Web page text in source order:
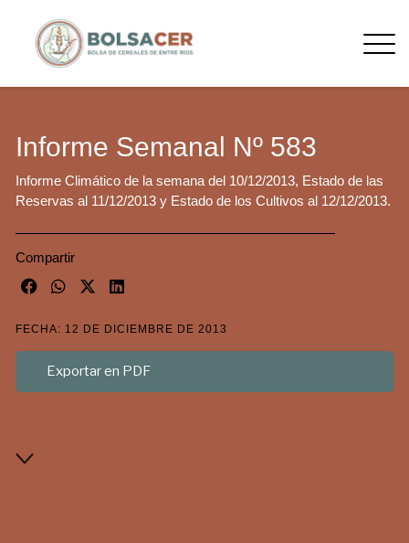
Informe Semanal Nº 583
Informe Climático de la semana del 10/12/2013, Estado de las
Reservas al 11/12/2013 y Estado de los Cultivos al 12/12/2013.
Compartir
FECHA: 12 DE DICIEMBRE DE 2013
Exportar en PDF